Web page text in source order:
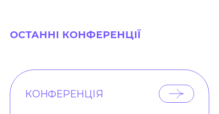
ОСТАННІ КОНФЕРЕНЦІЇ
КОНФЕРЕНЦІЯ